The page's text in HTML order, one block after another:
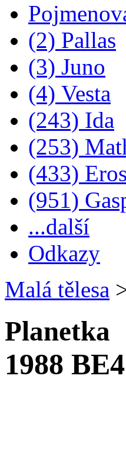
(2) Pallas
(3) Juno
(4) Vesta
(243) Ida
(253)
(433) Eros
(951)
...další
Odkazy
Malá tělesa
Planetka
1988 BE4